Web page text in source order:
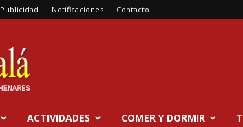
Publicidad Notificaciones Contacto
ACTIVIDADES COMER Y DORMIR